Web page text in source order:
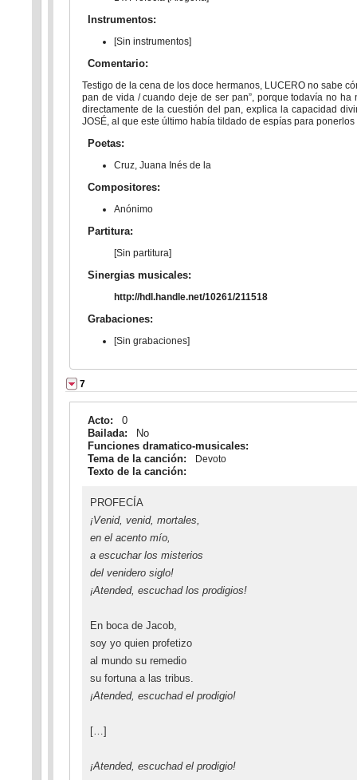
Instrumentos:
[Sin instrumentos]
Comentario:
Testigo de la cena de los doce hermanos, LUCERO no sabe
pan de vida / cuando deje de ser pan”, porque todavía no
directamente de la cuestión del pan, explica la capacidad
JOSÉ, al que este último había tildado de espías para
Poetas:
Cruz, Juana Inés de la
Compositores:
Anónimo
Partitura:
[Sin partitura]
Sinergias musicales:
http://hdl.handle.net/10261/211518
Grabaciones:
[Sin grabaciones]
7
Acto:
0
Bailada:
No
Funciones dramatico-musicales:
Tema de la canción:
Devoto
Texto de la canción:
PROFECÍA
¡Venid, venid, mortales,
en el acento mío,
a escuchar los misterios
del venidero siglo!
¡Atended, escuchad los prodigios!
En boca de Jacob,
soy yo quien profetizo
al mundo su remedio
su fortuna a las tribus.
¡Atended, escuchad el prodigio!
[…]
¡Atended, escuchad el prodigio!